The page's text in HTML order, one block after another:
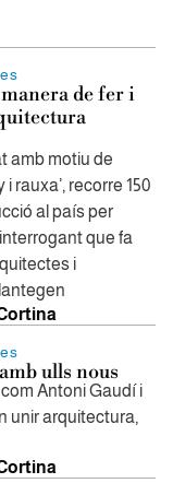
de fer i
amb motiu de
i rauxa’, recorre 150
al país per
que fa
i
ulls nous
Antoni Gaudí i
unir arquitectura,